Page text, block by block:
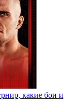
какие бои и